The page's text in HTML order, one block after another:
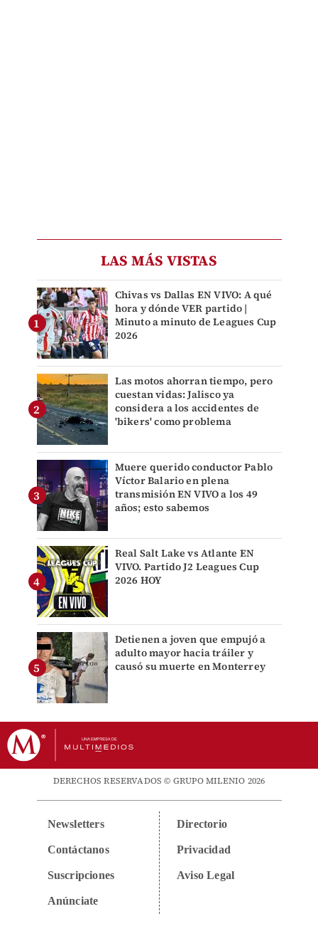
LAS MÁS VISTAS
Chivas vs Dallas EN VIVO: A qué
hora y dónde VER partido |
Minuto a minuto de Leagues Cup
2026
Las motos ahorran tiempo, pero
cuestan vidas: Jalisco ya
considera a los accidentes de
'bikers' como problema
Muere querido conductor Pablo
Víctor Balario en plena
transmisión EN VIVO a los 49
años; esto sabemos
Real Salt Lake vs Atlante EN
VIVO. Partido J2 Leagues Cup
2026 HOY
Detienen a joven que empujó a
adulto mayor hacia tráiler y
causó su muerte en Monterrey
DERECHOS RESERVADOS © GRUPO MILENIO 2026
Newsletters
Contáctanos
Suscripciones
Anúnciate
Directorio
Privacidad
Aviso Legal